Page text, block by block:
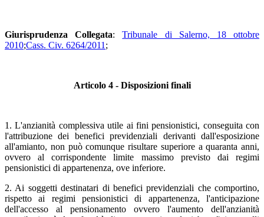
Giurisprudenza Collegata:Tribunale di Salerno, 18 ottobre
2010;Cass. Civ. 6264/2011 ;
Articolo 4 - Disposizioni finali
1. L'anzianità complessiva utile ai fini pensionistici, conseguita con
l'attribuzione dei benefici previdenziali derivanti dall'esposizione
all'amianto, non può comunque risultare superiore a quaranta anni,
ovvero al corrispondente limite massimo previsto dai regimi
pensionistici di appartenenza, ove inferiore.
2. Ai soggetti destinatari di benefici previdenziali che comportino,
rispetto ai regimi pensionistici di appartenenza, l'anticipazione
dell'accesso al pensionamento ovvero l'aumento dell'anzianità